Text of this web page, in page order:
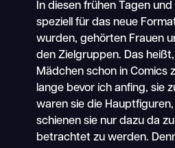
In diesen frühen Tagen
speziell für das neue
wurden, gehörten Frauen
den Zielgruppen. Das
Mädchen schon in Comics
lange bevor ich anfing, sie
waren sie die Hauptfiguren,
schienen sie nur dazu da
betrachtet zu werden.